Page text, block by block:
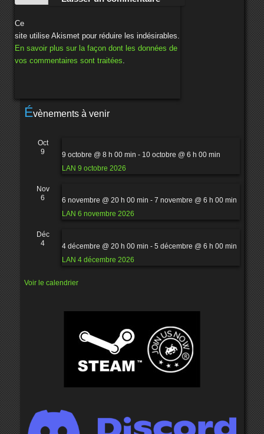
Ce
site utilise Akismet pour réduire les indésirables.
En savoir plus sur la façon dont les données de
vos commentaires sont traitées.
Évènements à venir
Oct
9
9 octobre @ 8 h 00 min - 10 octobre @ 6 h 00 min
LAN 9 octobre 2026
Nov
6
6 novembre @ 20 h 00 min - 7 novembre @ 6 h 00 min
LAN 6 novembre 2026
Déc
4
4 décembre @ 20 h 00 min - 5 décembre @ 6 h 00 min
LAN 4 décembre 2026
Voir le calendrier